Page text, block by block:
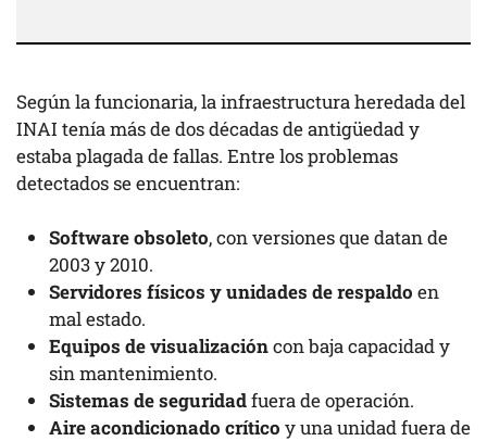
Según la funcionaria, la infraestructura heredada del
INAI tenía más de dos décadas de antigüedad y
estaba plagada de fallas. Entre los problemas
detectados se encuentran:
Software obsoleto, con versiones que datan de
2003 y 2010.
Servidores físicos y unidades de respaldo en
mal estado.
Equipos de visualizacióncon baja capacidad y
sin mantenimiento.
Sistemas de seguridadfuera de operación.
Aire acondicionado crítico y una unidad fuera de